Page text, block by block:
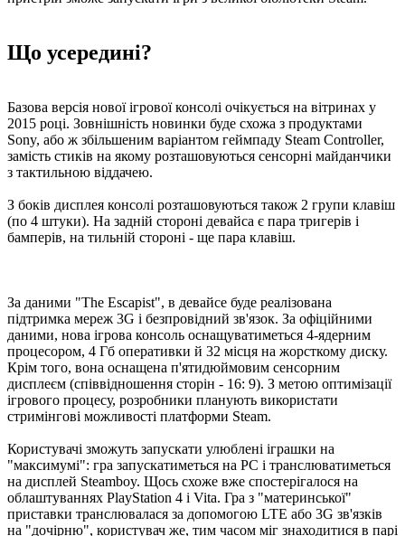
Що усередині?
Базова версія нової ігрової консолі очікується на вітринах у
2015 році. Зовнішність новинки буде схожа з продуктами
Sony, або ж збільшеним варіантом геймпаду Steam Controller,
замість стиків на якому розташовуються сенсорні майданчики
з тактильною віддачею.
З боків дисплея консолі розташовуються також 2 групи клавіш
(по 4 штуки). На задній стороні девайса є пара тригерів і
бамперів, на тильній стороні - ще пара клавіш.
За даними "The Escapist", в девайсе буде реалізована
підтримка мереж 3G і безпровідний зв'язок. За офіційними
даними, нова ігрова консоль оснащуватиметься 4-ядерним
процесором, 4 Гб оперативки й 32 місця на жорсткому диску.
Крім того, вона оснащена п'ятидюймовим сенсорним
дисплеєм (співвідношення сторін - 16: 9). З метою оптимізації
ігрового процесу, розробники планують використати
стримінгові можливості платформи Steam.
Користувачі зможуть запускати улюблені іграшки на
"максимумі": гра запускатиметься на PC і транслюватиметься
на дисплей Steamboy. Щось схоже вже спостерігалося на
облаштуваннях PlayStation 4 і Vita. Гра з "материнської"
приставки транслювалася за допомогою LTE або 3G зв'язків
на "дочірню", користувач же, тим часом міг знаходитися в парі